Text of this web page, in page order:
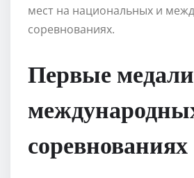
мест на национальных и
соревнованиях.
Первые
соревнованиях